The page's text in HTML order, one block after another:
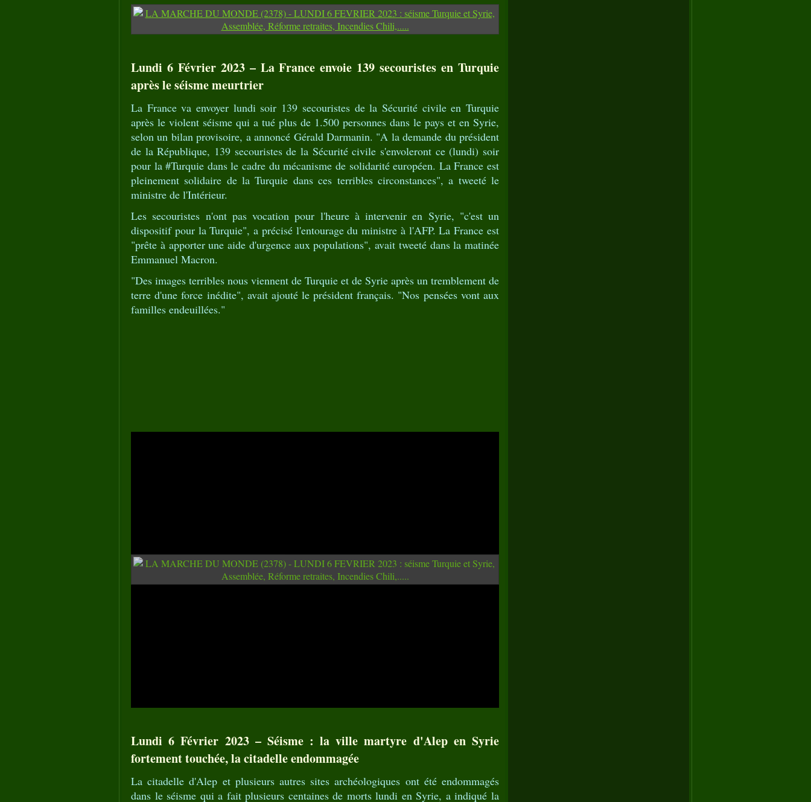
Lundi 6 Février 2023 – La France envoie 139 secouristes en Turquie
après le séisme meurtrier
La France va envoyer lundi soir 139 secouristes de la Sécurité civile en Turquie
après le violent séisme qui a tué plus de 1.500 personnes dans le pays et en Syrie,
selon un bilan provisoire, a annoncé Gérald Darmanin. "A la demande du président
de la République, 139 secouristes de la Sécurité civile s'envoleront ce (lundi) soir
pour la #Turquie dans le cadre du mécanisme de solidarité européen. La France est
pleinement solidaire de la Turquie dans ces terribles circonstances", a tweeté le
ministre de l'Intérieur.
Les secouristes n'ont pas vocation pour l'heure à intervenir en Syrie, "c'est un
dispositif pour la Turquie", a précisé l'entourage du ministre à l'AFP. La France est
"prête à apporter une aide d'urgence aux populations", avait tweeté dans la matinée
Emmanuel Macron.
"Des images terribles nous viennent de Turquie et de Syrie après un tremblement de
terre d'une force inédite", avait ajouté le président français. "Nos pensées vont aux
familles endeuillées."
Lundi 6 Février 2023 – Séisme : la ville martyre d'Alep en Syrie
fortement touchée, la citadelle endommagée
La citadelle d'Alep et plusieurs autres sites archéologiques ont été endommagés
dans le séisme qui a fait plusieurs centaines de morts lundi en Syrie, a indiqué la